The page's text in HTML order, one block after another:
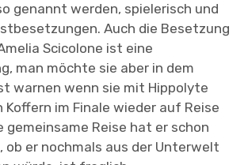
genannt werden, spielerisch und
Auch die Besetzung
Scicolone ist eine
man möchte sie aber in dem
warnen wenn sie mit Hippolyte
im Finale wieder auf Reise
gemeinsame Reise hat er schon
ob er nochmals aus der Unterwelt